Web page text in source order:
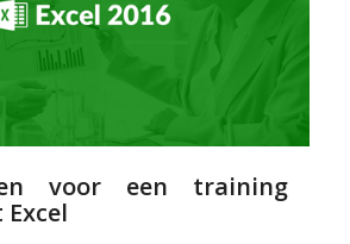
voor een training